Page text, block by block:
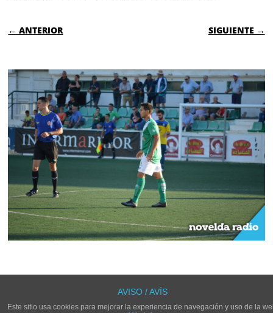
← ANTERIOR SIGUIENTE →
LOS COMENTARIOS Y TRACKBACKS ESTÁN CERRADOS.
AVISO / AVÍS
Este sitio usa cookies para mejorar la experiencia de navegación y uso de la